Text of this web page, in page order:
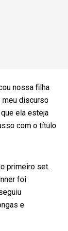
nossa filha
meu discurso
ela esteja
com o título
primeiro set.
foi
e